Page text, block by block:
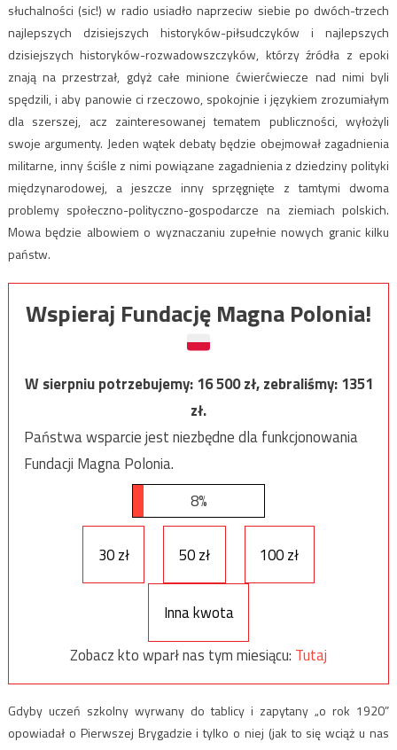
słuchalności (sic!) w radio usiadło naprzeciw siebie po dwóch-trzech
najlepszych dzisiejszych historyków-piłsudczyków i najlepszych
dzisiejszych historyków-rozwadowszczyków, którzy źródła z epoki
znają na przestrzał, gdyż całe minione ćwierćwiecze nad nimi byli
spędzili, i aby panowie ci rzeczowo, spokojnie i językiem zrozumiałym
dla szerszej, acz zainteresowanej tematem publiczności, wyłożyli
swoje argumenty. Jeden wątek debaty będzie obejmował zagadnienia
militarne, inny ściśle z nimi powiązane zagadnienia z dziedziny polityki
międzynarodowej, a jeszcze inny sprzęgnięte z tamtymi dwoma
problemy społeczno-polityczno-gospodarcze na ziemiach polskich.
Mowa będzie albowiem o wyznaczaniu zupełnie nowych granic kilku
państw.
Wspieraj Fundację Magna Polonia!
W sierpniu potrzebujemy:16 500zł, zebraliśmy:1351
zł.
Państwa wsparcie jest niezbędne dla funkcjonowania
Fundacji Magna Polonia.
8%
30 zł 50 zł 100 zł
Inna kwota
Zobacz kto wparł nas tym miesiącu: Tutaj
Gdyby uczeń szkolny wyrwany do tablicy i zapytany „o rok 1920”
opowiadał o Pierwszej Brygadzie i tylko o niej (jak to się wciąż u nas